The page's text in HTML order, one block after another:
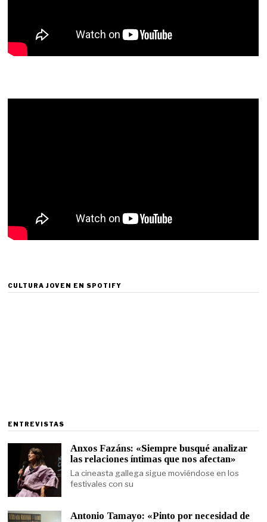
CULTURA JOVEN EN SPOTIFY
ENTREVISTAS
Anxos Fazáns: «Siempre busqué analizar
las relaciones íntimas que nos afectan»
La cineasta gallega sigue moviéndose en los
festivales con su
Antonio Tamayo: «Pinto por necesidad de